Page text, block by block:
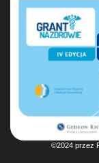
©2024 przez